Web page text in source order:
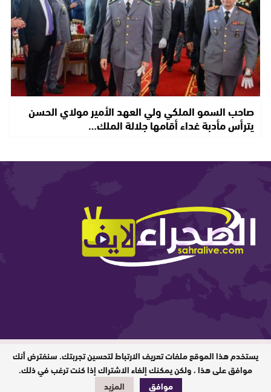
صاحب السمو الملكي ولي العهد الأمير مولاي الحسن
يترأس مأدبة غداء أقامها جلالة الملك…
المدير المسؤول : ابيبك المحفوظ / جميع
الحقوق محفوظة © 2026
تصميم وبرمجة
يستخدم هذا الموقع ملفات تعريف الارتباط لتحسين تجربتك. سنفترض أنك
موافق على هذا ، ولكن يمكنك إلغاء الاشتراك إذا كنت ترغب في ذلك.
موافق
المزيد